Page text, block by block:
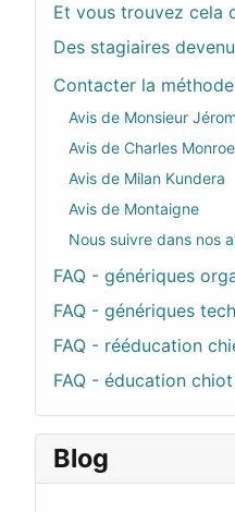
Et vous trouvez cela
Des stagiaires
Contacter la
Avis de Monsieur
Avis de Charles
Avis de Milan Kundera
Avis de Montaigne
Nous suivre dans nos
FAQ - génériques
FAQ - génériques
FAQ - rééducation
FAQ - éducation chiot
Blog